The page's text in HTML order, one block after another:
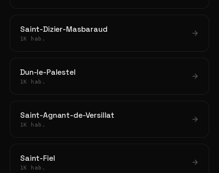
Saint-Dizier-Masbaraud
1K hab.
Dun-le-Palestel
1K hab.
Saint-Agnant-de-Versillat
1K hab.
Saint-Fiel
1K hab.